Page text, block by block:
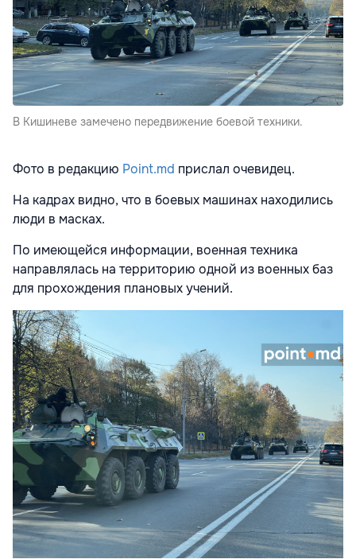
В Кишиневе замечено передвижение боевой техники.
Фото в редакцию Point.md прислал очевидец.
На кадрах видно, что в боевых машинах находились
люди в масках.
По имеющейся информации, военная техника
направлялась на территорию одной из военных баз
для прохождения плановых учений.